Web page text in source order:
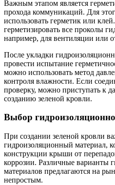
Важным этапом является
прохода коммуникаций. Для
использовать герметик или
герметизировать все проколы
например, для вентиляции или
После укладки
провести испытание
можно использовать метод
контроля влажности. Если
проверку, можно приступать к
созданию зеленой кровли.
Выбор
При создании зеленой кровли
гидроизоляционный материал,
конструкции крыши от
коррозии. Различные варианты
материалов предлагаются на
непростым.